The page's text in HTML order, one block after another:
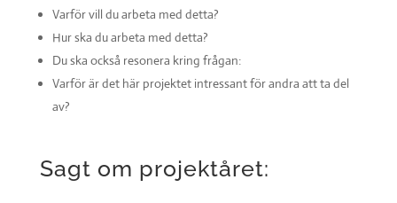
Varför vill du arbeta med detta?
Hur ska du arbeta med detta?
Du ska också resonera kring frågan:
Varför är det här projektet intressant för andra att ta del
av?
Sagt om projektåret: